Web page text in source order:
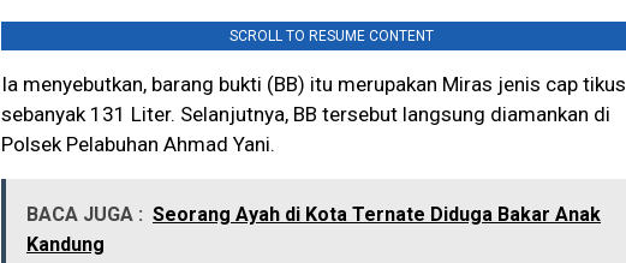
SCROLL TO RESUME CONTENT
Ia menyebutkan, barang bukti (BB) itu merupakan Miras jenis cap tikus
sebanyak 131 Liter. Selanjutnya, BB tersebut langsung diamankan di
Polsek Pelabuhan Ahmad Yani.
BACA JUGA : Seorang Ayah di Kota Ternate Diduga Bakar Anak
Kandung